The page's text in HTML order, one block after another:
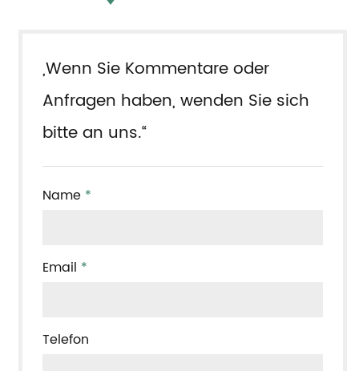
„Wenn Sie Kommentare oder
Anfragen haben, wenden Sie sich
bitte an uns.“
Name *
Email *
Telefon